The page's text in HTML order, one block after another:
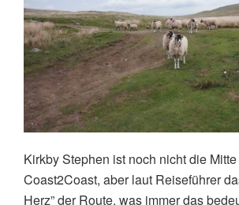
Kirkby Stephen ist noch nicht die
Coast2Coast, aber laut Reiseführer
Herz” der Route, was immer das